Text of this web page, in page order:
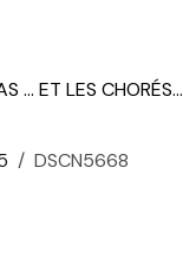
... ET LES CHORÉS...
DSCN5668